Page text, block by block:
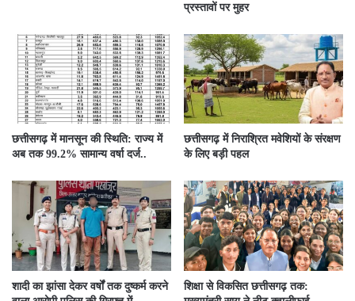
प्रस्तावों पर मुहर
छत्तीसगढ़ में मानसून की स्थिति: राज्य में
अब तक 99.2% सामान्य वर्षा दर्ज..
छत्तीसगढ़ में निराश्रित मवेशियों के संरक्षण
के लिए बड़ी पहल
शादी का झांसा देकर वर्षों तक दुष्कर्म करने
शिक्षा से विकसित छत्तीसगढ़ तक: